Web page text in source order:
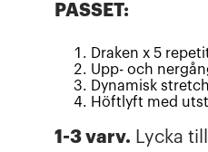
PASSET:
Draken x 5
Upp- och
Dynamisk
Höftlyft med
1-3 varv. Lycka